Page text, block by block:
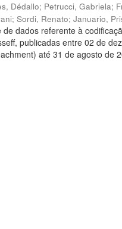
Dédallo; Petrucci, Gabriela;
;Sordi, Renato;Januario,
de dados referente à
publicadas entre 02 de
até 31 de agosto de